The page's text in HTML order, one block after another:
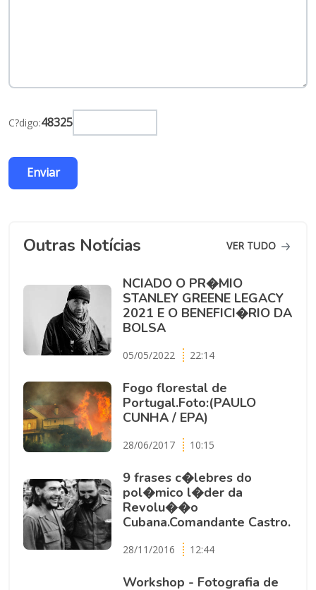
C?digo:48325
Outras Notícias VER TUDO
NCIADO O PR�MIO
STANLEY GREENE LEGACY
2021 E O BENEFICI�RIO DA
BOLSA
05/05/2022 22:14
Fogo florestal de
Portugal.Foto:(PAULO
CUNHA / EPA)
28/06/2017 10:15
9 frases c�lebres do
pol�mico l�der da
Revolu��o
Cubana.Comandante Castro.
28/11/2016 12:44
Workshop - Fotografia de